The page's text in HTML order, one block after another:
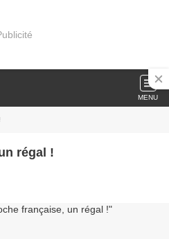
MENU
régal !